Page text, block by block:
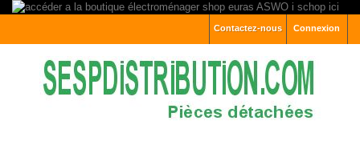
Connexion
Contactez-nous